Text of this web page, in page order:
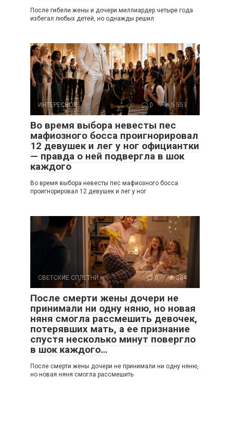
После гибели жены и дочери миллиардер четыре года
избегал любых детей, но однажды решил
ИНТЕРЕСНОЕ 0 5 553
Во время выбора невесты пес
мафиозного босса проигнорировал
12 девушек и лег у ног официантки
— правда о ней подвергла в шок
каждого
Во время выбора невесты пес мафиозного босса
проигнорировал 12 девушек и лег у ног
СВЕТСКИЕ СПЛЕТНИ 0 384
После смерти жены дочери не
принимали ни одну няню, но новая
няня смогла рассмешить девочек,
потерявших мать, а ее признание
спустя несколько минут повергло
в шок каждого…
После смерти жены дочери не принимали ни одну няню,
но новая няня смогла рассмешить